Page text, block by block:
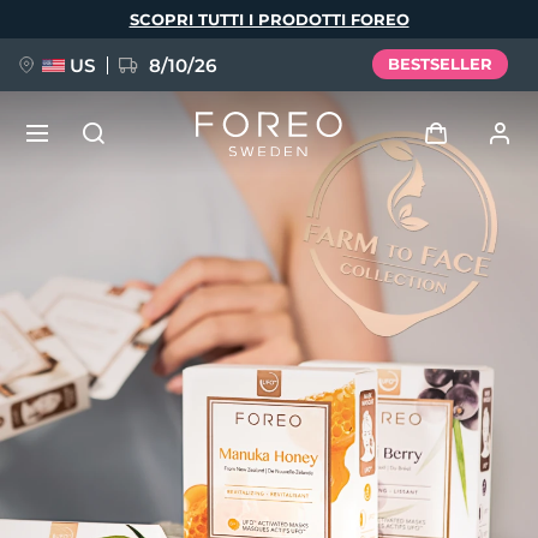
SCOPRI TUTTI I PRODOTTI FOREO
US 8/10/26 BESTSELLER
Accedi
Profilo utente
I miei dispositivi
I miei ordini
I miei indirizzi
I miei abbonamenti
FAQ™ Pure Beauty-Tech Elixir
BREAKING NEWS
issa™ Teeth Whitening Set
English Deutsch
Español
Français
Italiano
Português
Polski
Svenska
Русский
简体中文 繁體中文